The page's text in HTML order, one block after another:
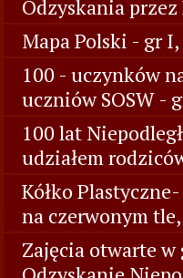
Odzyskania
Mapa Polski - gr
100 - uczynków
uczniów SOSW -
100 lat
udziałem
Kółko
na czerwonym
Zajęcia otwarte